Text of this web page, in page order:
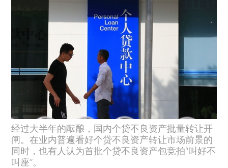
经过大半年的酝酿，国内个贷不良资产批量转让开
闸。在业内普遍看好个贷不良资产转让市场前景的
同时，也有人认为首批个贷不良资产包竞拍“叫好不
叫座”。